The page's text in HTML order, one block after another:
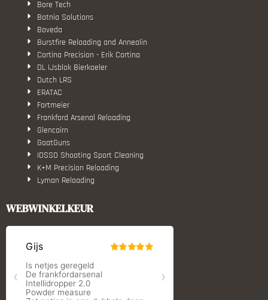
Bore Tech
Botnia Solutions
Boveda
Burstfire Reloading and Annealin
Cortina Precision - Erik Cortina
DL IJsblok Bierkoeler
Dutch LRS
ERATAC
Fortmeier
Frankford Arsenal Reloading
Glencairn
GoatGuns
IOSSO Shooting Sport Cleaning
K+M Precision Reloading
Lyman Reloading
Monstrum Tactical
S.T. Dupont
Shooters Global
Shooting Technology - Reloading
SleipnerX Bipods
WEBWINKELKEUR